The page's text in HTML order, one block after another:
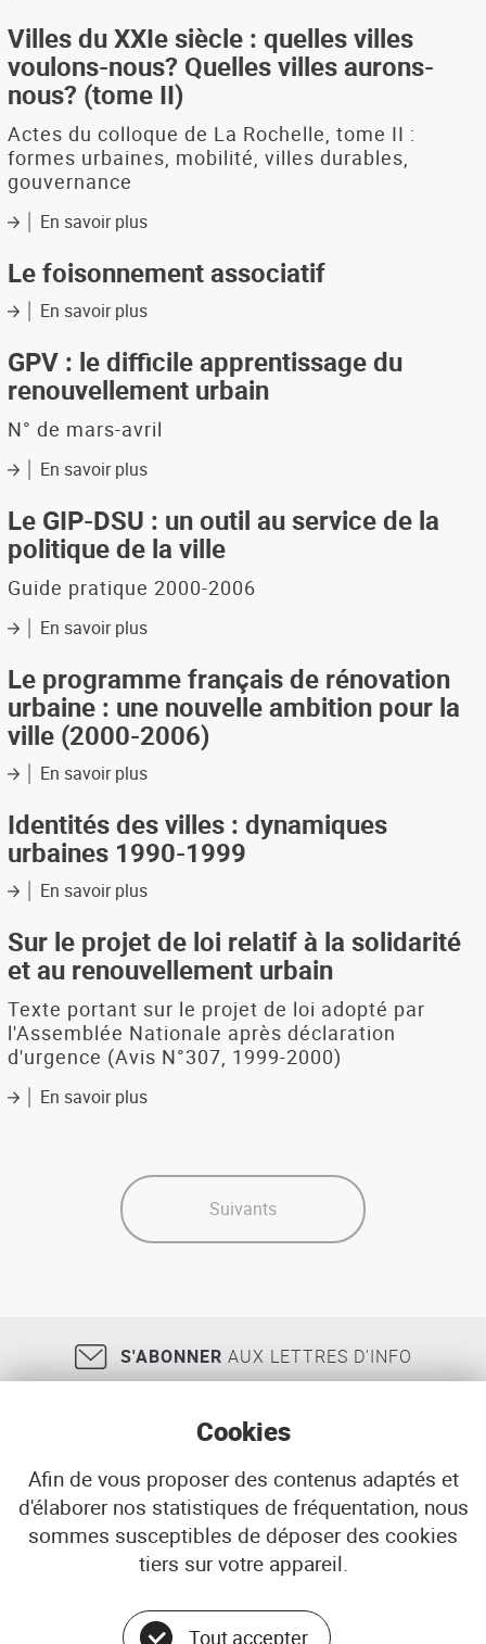
-
sécurité
(dossier)
Villes du XXIe siècle : quelles villes
voulons-nous? Quelles villes aurons-
nous? (tome II)
Actes du colloque de La Rochelle, tome II :
formes urbaines, mobilité, villes durables,
gouvernance
En savoir plussur
du
XXIe
siècle
quelles
villes
voulons-
nous?
Quelles
aurons-
(tome
II)
Le foisonnement associatif
En savoir plussur
foisonnement
associatif
GPV : le difficile apprentissage du
renouvellement urbain
N° de mars-avril
En savoir plussur
le
difficile
apprentissage
du
renouvellement
Le GIP-DSU : un outil au service de la
politique de la ville
Guide pratique 2000-2006
En savoir plussur
GIP-
DSU
:
un
au
de
la
politique
de
ville
Le programme français de rénovation
urbaine : une nouvelle ambition pour la
ville (2000-2006)
En savoir plussur
programme
français
de
urbaine
une
nouvelle
pour
la
ville
2006)
Identités des villes : dynamiques
urbaines 1990-1999
En savoir plussur
des
villes
:
dynamiques
urbaines
1990-
1999
Sur le projet de loi relatif à la solidarité
et au renouvellement urbain
Texte portant sur le projet de loi adopté par
l'Assemblée Nationale après déclaration
d'urgence (Avis N°307, 1999-2000)
En savoir plussur
de
à
renouvellement
urbain
Suivants
S'ABONNER AUX LETTRES D'INFO
18, rue Jean Jaurès 29200 BREST
02 98 33 51 71
CONTACT
Cookies
Afin de vous proposer des contenus adaptés et
d'élaborer nos statistiques de fréquentation, nous
sommes susceptibles de déposer des cookies
tiers sur votre appareil.
Tout accepter